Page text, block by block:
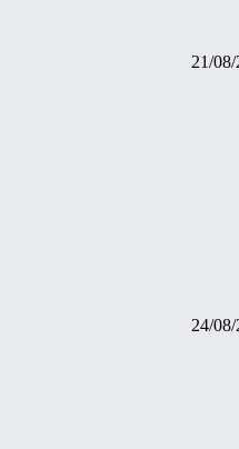
21/
24/